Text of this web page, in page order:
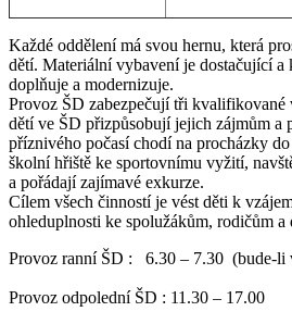
Každé oddělení má svou hernu, která
dětí. Materiální vybavení je dostačující a
doplňuje a modernizuje.
Provoz ŠD zabezpečují tři kvalifikované
dětí ve ŠD přizpůsobují jejich zájmům a
příznivého počasí chodí na procházky
školní hřiště ke sportovnímu vyžití,
a pořádají zajímavé exkurze.
Cílem všech činností je vést děti k
ohleduplnosti ke spolužákům, rodičům a
Provoz ranní ŠD : 6.30 – 7.30 (bude-li
Provoz odpolední ŠD : 11.30 – 17.00